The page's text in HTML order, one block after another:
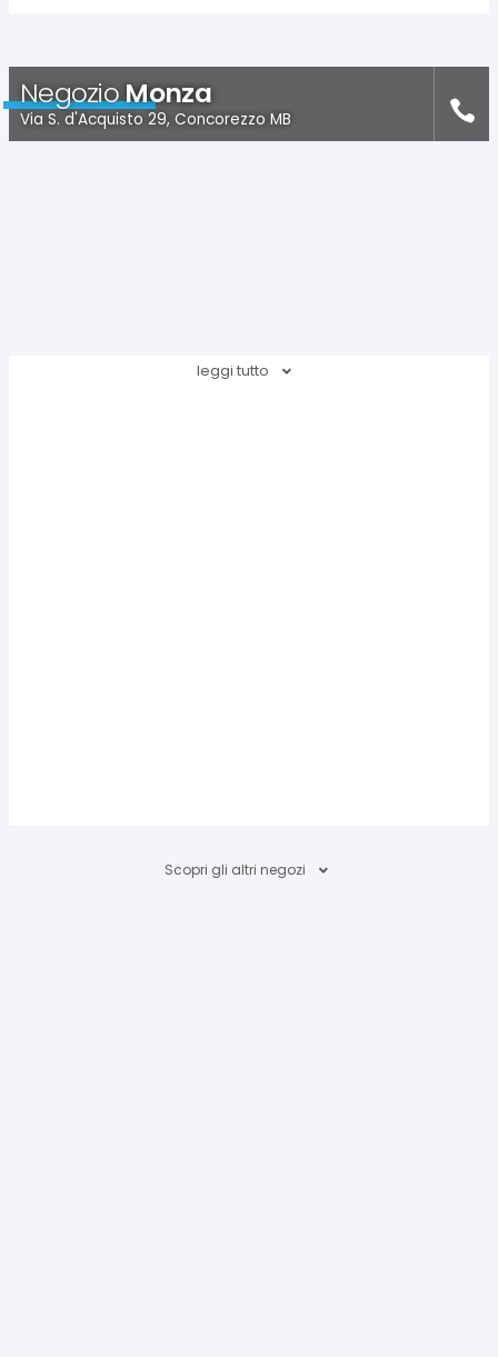
NegozioMonza
Via S. d'Acquisto 29, Concorezzo MB
leggi tutto
Scopri gli altri negozi